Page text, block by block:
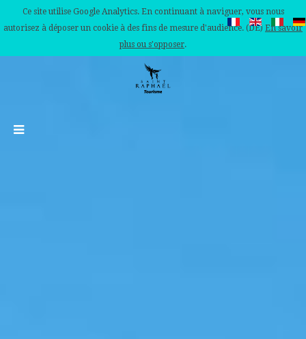
Ce site utilise Google Analytics. En continuant à naviguer, vous nous
autorisez à déposer un cookie à des fins de mesure d'audience. (DE) En savoir
plus ou s'opposer.